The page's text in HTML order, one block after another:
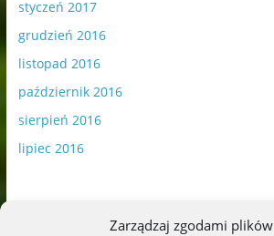
Zarządzaj zgodami plików
styczeń 2017
grudzień 2016
listopad 2016
październik 2016
sierpień 2016
lipiec 2016